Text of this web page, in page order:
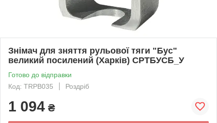
Знімач для зняття рульової тяги "Бус"
великий посилений (Харків) СРТБУСБ_У
Готово до відправки
Код: TRPB035
Роздріб
1 094 ₴